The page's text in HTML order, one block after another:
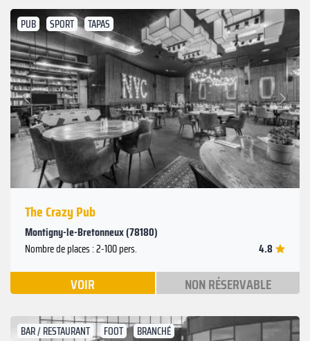
PUB SPORT TAPAS
Précédent
Suivant
The Crazy Pub
Montigny-le-Bretonneux (78180)
Nombre de places : 2-100 pers. 4.8
VOIR NON RÉSERVABLE
BAR / RESTAURANT FOOT BRANCHÉ